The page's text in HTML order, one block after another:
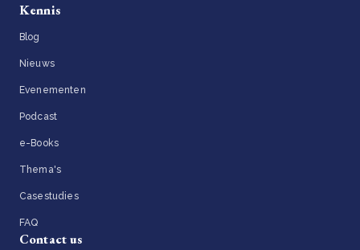
Kennis
Blog
Nieuws
Evenementen
Podcast
e-Books
Thema's
Casestudies
FAQ
Contact us